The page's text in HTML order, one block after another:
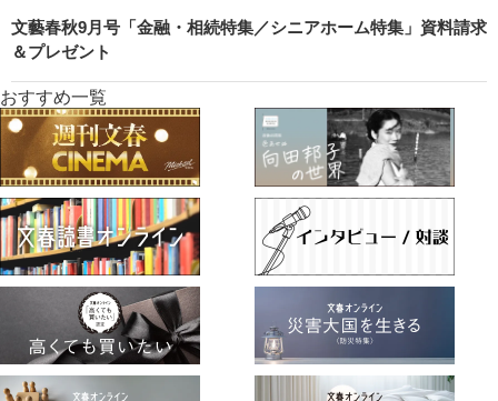
文藝春秋9月号「金融・相続特集／シニアホーム特集」資料請求
＆プレゼント
おすすめ一覧